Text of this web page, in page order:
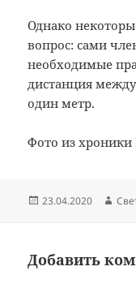
Однако
вопрос: сами
необходимые
дистанция
один метр.
Фото из хроники
Опубликовано
23.04.2020
Добавить